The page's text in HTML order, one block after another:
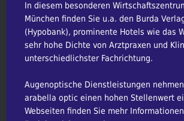
In diesem besonderen
München finden Sie u.a. den Burda
(Hypobank), prominente Hotels wie das
sehr hohe Dichte von Arztpraxen und
unterschiedlichster Fachrichtung.
Augenoptische Dienstleistungen
arabella optic einen hohen Stellenwert
Webseiten finden Sie mehr